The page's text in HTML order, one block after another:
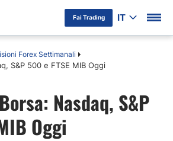
Fai Trading IT
Forex Settimanali
S&P 500 e FTSE MIB Oggi
Nasdaq, S&P
Oggi